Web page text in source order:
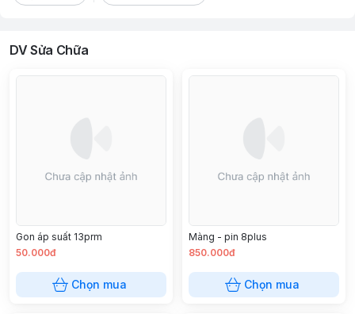
DV Sửa Chữa
Gon áp suất 13prm
50.000đ
Chọn mua
Màng - pin 8plus
850.000đ
Chọn mua